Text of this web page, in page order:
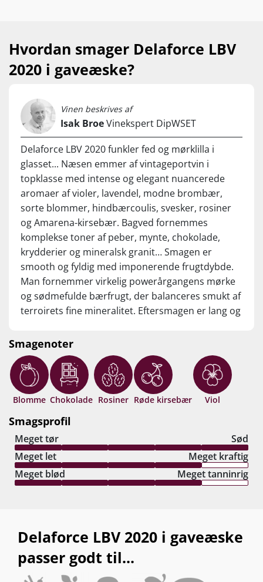
“A small crop and deeply coloured, aromatic, well-
structured, concentrated wines”
Årgangens særlige kvalitet ligger i den usædvanligt mørke
gav færre og mindre druer, hvilket har beriget mosten – og i
sidste ende vinen – med ekstra power og dybde fra det
smagsrige drueskind.
Nyd den til hygge, desserter med røde bær, mørk chokolade
samt blåskimmelost. Servér ved 12-15°C
Hvordan smager Delaforce LBV
2020 i gaveæske?
Vinen beskrives af
Isak BroeVinekspert DipWSET
Delaforce LBV 2020 funkler fed og mørklilla i
glasset... Næsen emmer af vintageportvin i
topklasse med intense og elegant nuancerede
aromaer af violer, lavendel, modne brombær,
sorte blommer, hindbærcoulis, svesker, rosiner
og Amarena-kirsebær. Bagved fornemmes
komplekse toner af peber, mynte, chokolade,
krydderier og mineralsk granit… Smagen er
smooth og fyldig med imponerende frugtdybde.
Man fornemmer virkelig powerårgangens mørke
og sødmefulde bærfrugt, der balanceres smukt af
terroirets fine mineralitet. Eftersmagen er lang og
afslutning med bitterchokolade og engelsk
lakrids. Delaforce LBV leverer et rent pletskud i
den kraftfulde 2020-årgang! Drik nu, eller gem +10
år fra høståret.
Smagenoter
Blomme Chokolade Rosiner Røde kirsebær Viol
Smagsprofil
Meget tør
Sød
Meget let
Meget kraftig
Meget blød
Meget tanninrig
Delaforce LBV 2020 i gaveæske
passer godt til...